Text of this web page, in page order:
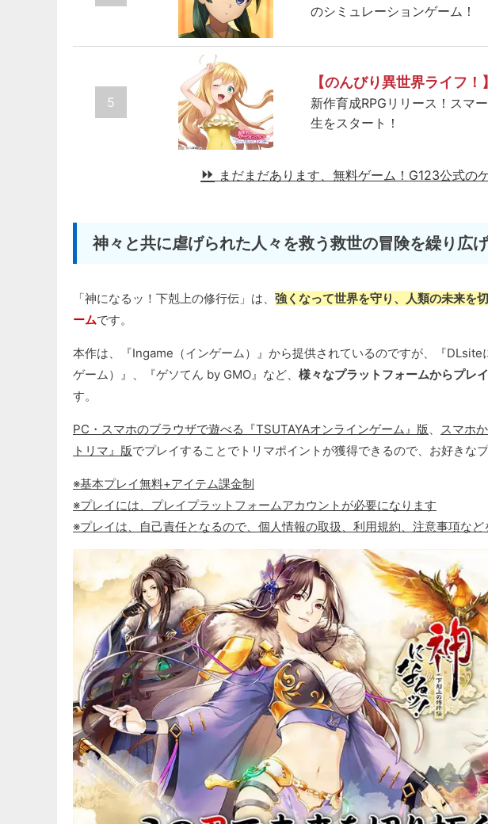
のシミュレーションゲーム！
5
【のんびり異世界ライフ！】
新作育成RPGリリース！スマ
生をスタート！
まだまだあります、無料ゲーム！ G123公式の
神々と共に虐げられた人々を救う救世の冒険を繰り広
「神になるッ！下剋上の修行伝」は、 強くなって世界を守り、人類の未来を
ームです。
本作は、『Ingame（インゲーム）』から提供されているのですが、『DLsite
ゲーム）』、『ゲソてん by GMO』など、 様々なプラットフォームからプレ
す。
PC・スマホのブラウザで遊べる『TSUTAYAオンラインゲーム』版、 スマホ
トリマ』版でプレイすることでトリマポイントが獲得できるので、お好きな
※基本プレイ無料+アイテム課金制
※プレイには、プレイプラットフォームアカウントが必要になります
※プレイは、自己責任となるので、個人情報の取扱、利用規約、注意事項な